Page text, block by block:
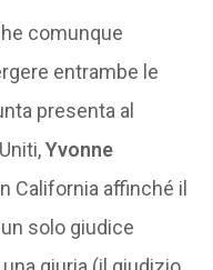
comunque
entrambe le
presenta al
Yvonne
California affinché il
solo giudice